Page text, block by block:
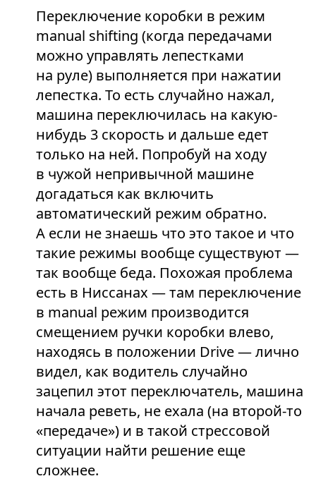
Переключение коробки в режим
manual shifting (когда передачами
можно управлять лепестками
на руле) выполняется при нажатии
лепестка. То есть случайно нажал,
машина переключилась на какую-
нибудь 3 скорость и дальше едет
только на ней. Попробуй на ходу
в чужой непривычной машине
догадаться как включить
автоматический режим обратно.
А если не знаешь что это такое и что
такие режимы вообще существуют —
так вообще беда. Похожая проблема
есть в Ниссанах — там переключение
в manual режим производится
смещением ручки коробки влево,
находясь в положении Drive — лично
видел, как водитель случайно
зацепил этот переключатель, машина
начала реветь, не ехала (на второй-то
«передаче») и в такой стрессовой
ситуации найти решение еще
сложнее.